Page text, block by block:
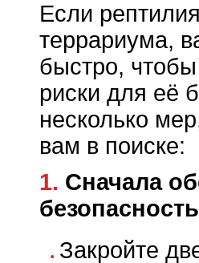
Если
террариума,
быстро,
риски для её
несколько
вам в поиске:
1. Сначала обеспечьте
безопасность
Закройте